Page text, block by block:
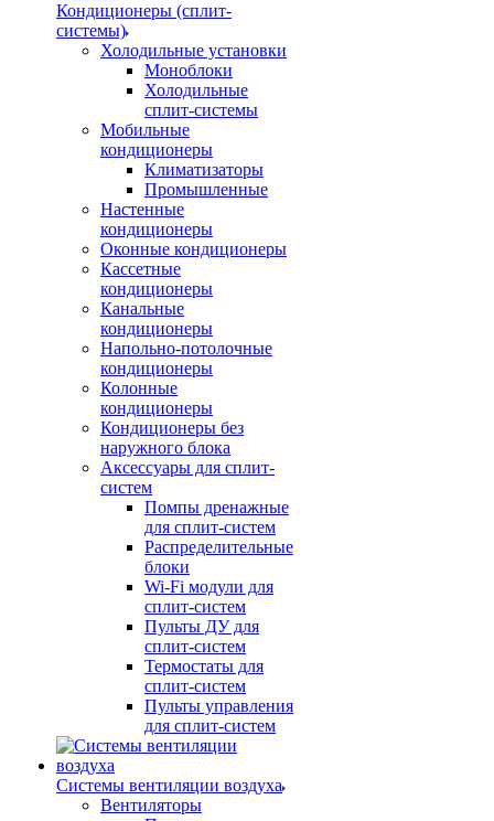
Кондиционеры (сплит-
системы)
Холодильные установки
Моноблоки
Холодильные
сплит-системы
Мобильные
кондиционеры
Климатизаторы
Промышленные
Настенные
кондиционеры
Оконные кондиционеры
Кассетные
кондиционеры
Канальные
кондиционеры
Напольно-потолочные
кондиционеры
Колонные
кондиционеры
Кондиционеры без
наружного блока
Аксессуары для сплит-
систем
Помпы дренажные
для сплит-систем
Распределительные
блоки
Wi-Fi модули для
сплит-систем
Пульты ДУ для
сплит-систем
Термостаты для
сплит-систем
Пульты управления
для сплит-систем
Системы вентиляции воздуха
Вентиляторы